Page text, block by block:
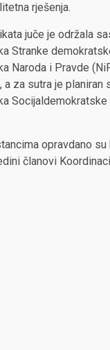
rješenja.
juče je održala
Stranke
Naroda i Pravde
a za sutra je planiran
Socijaldemokratske
opravdano
članovi